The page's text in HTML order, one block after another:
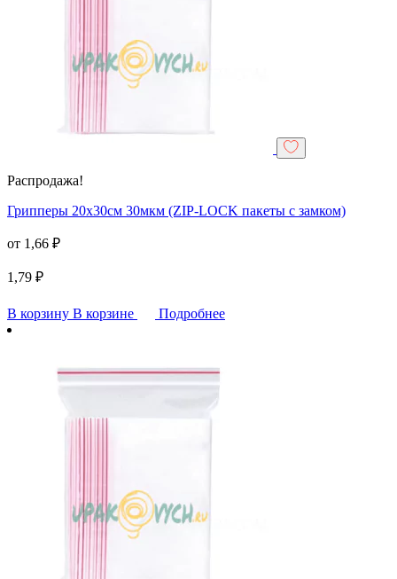
Распродажа!
Грипперы 20х30см 30мкм (ZIP-LOCK пакеты с замком)
от 1,66 ₽
1,79 ₽
В корзину В корзине Подробнее